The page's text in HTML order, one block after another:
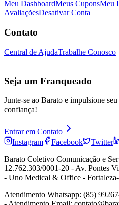
Meu DashboardMeus CuponsMeu
AvaliaçõesDesativar Conta
Contato
Central de AjudaTrabalhe Conosco
Seja um Franqueado
Junte-se ao Barato e impulsione
confiança!
Entrar em Contato
Instagram
Facebook Twitter
Barato Coletivo Comunicação e
12.762.303/0001-20 - Av. Pontes
- Uno Medical & Office -
Atendimento Whatsapp: (85)